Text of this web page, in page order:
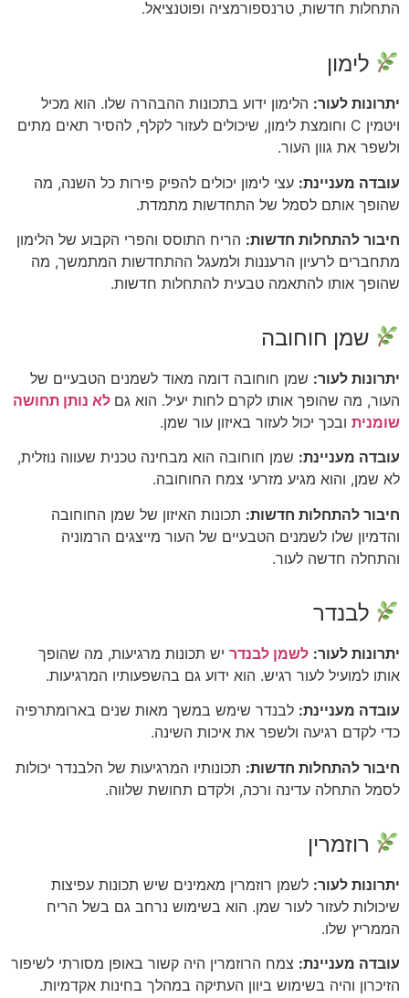
התחלות חדשות, טרנספורמציה ופוטנציאל.
לימון
יתרונות לעור:הלימון ידוע בתכונות ההבהרה שלו. הוא מכיל
ויטמין C וחומצת לימון, שיכולים לעזור לקלף, להסיר תאים מתים
ולשפר את גוון העור.
עובדה מעניינת:עצי לימון יכולים להפיק פירות כל השנה, מה
שהופך אותם לסמל של התחדשות מתמדת.
חיבור להתחלות חדשות:הריח התוסס והפרי הקבוע של הלימון
מתחברים לרעיון הרעננות ולמעגל ההתחדשות המתמשך, מה
שהופך אותו להתאמה טבעית להתחלות חדשות.
שמן חוחובה
יתרונות לעור:שמן חוחובה דומה מאוד לשמנים הטבעיים של
העור, מה שהופך אותו לקרם לחות יעיל. הוא גםלא נותן תחושה
שומניתובכך יכול לעזור באיזון עור שמן.
עובדה מעניינת:שמן חוחובה הוא מבחינה טכנית שעווה נוזלית,
לא שמן, והוא מגיע מזרעי צמח החוחובה.
חיבור להתחלות חדשות:תכונות האיזון של שמן החוחובה
והדמיון שלו לשמנים הטבעיים של העור מייצגים הרמוניה
והתחלה חדשה לעור.
לבנדר
יתרונות לעור: לשמן לבנדריש תכונות מרגיעות, מה שהופך
אותו למועיל לעור רגיש. הוא ידוע גם בהשפעותיו המרגיעות.
עובדה מעניינת:לבנדר שימש במשך מאות שנים בארומתרפיה
כדי לקדם רגיעה ולשפר את איכות השינה.
חיבור להתחלות חדשות:תכונותיו המרגיעות של הלבנדר יכולות
לסמל התחלה עדינה ורכה, ולקדם תחושת שלווה.
רוזמרין
יתרונות לעור:לשמן רוזמרין מאמינים שיש תכונות עפיצות
שיכולות לעזור לעור שמן. הוא בשימוש נרחב גם בשל הריח
הממריץ שלו.
עובדה מעניינת:צמח הרוזמרין היה קשור באופן מסורתי לשיפור
הזיכרון והיה בשימוש ביוון העתיקה במהלך בחינות אקדמיות.